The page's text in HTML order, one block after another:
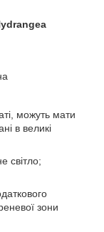
можуть мати
в великі
світло;
зони